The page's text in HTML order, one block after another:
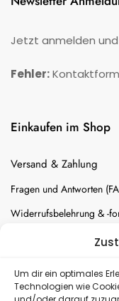
Um dir ein optimales
Technologien wie
Jetzt anmelden und
Fehler:
Einkaufen im Shop
Versand & Zahlung
Fragen und Antworten
Widerrufsbelehrung & -
Batterien-Entsorgung